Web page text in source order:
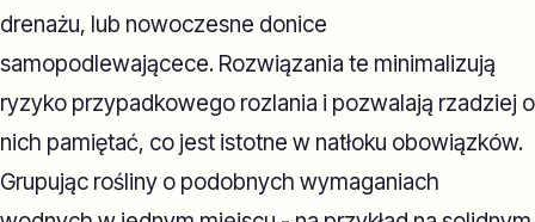
drenażu, lub nowoczesne donice
samopodlewającece. Rozwiązania te minimalizują
ryzyko przypadkowego rozlania i pozwalają rzadziej o
nich pamiętać, co jest istotne w natłoku obowiązków.
Grupując rośliny o podobnych wymaganiach